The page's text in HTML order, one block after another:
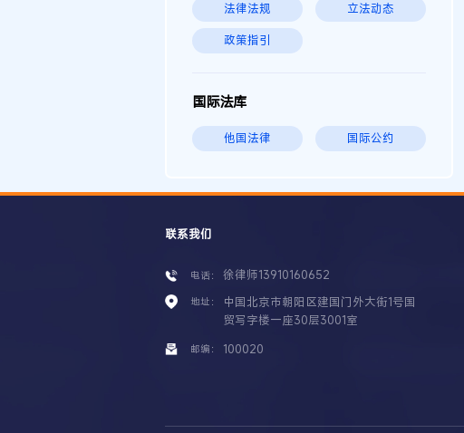
法律法规 立法动态
政策指引
国际法库
他国法律 国际公约
联系我们
电话： 徐律师13910160652
地址：
中国北京市朝阳区建国门外大街1号国
贸写字楼一座30层3001室
邮编： 100020